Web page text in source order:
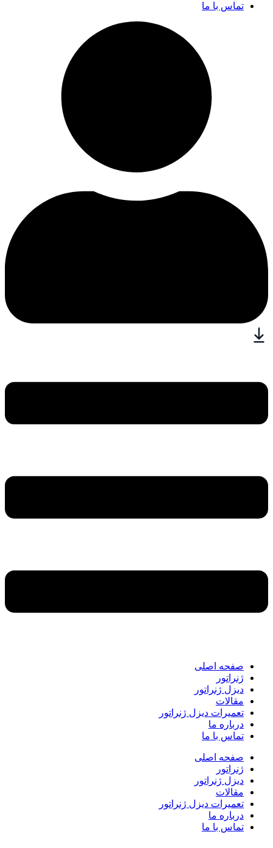
تماس با ما
صفحه اصلی
ژنراتور
دیزل ژنراتور
مقالات
تعمیرات دیزل ژنراتور
درباره ما
تماس با ما
صفحه اصلی
ژنراتور
دیزل ژنراتور
مقالات
تعمیرات دیزل ژنراتور
درباره ما
تماس با ما